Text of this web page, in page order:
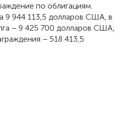
по облигациям.
9 944 113,5 долларов США, в
– 9 425 700 долларов США,
– 518 413,5